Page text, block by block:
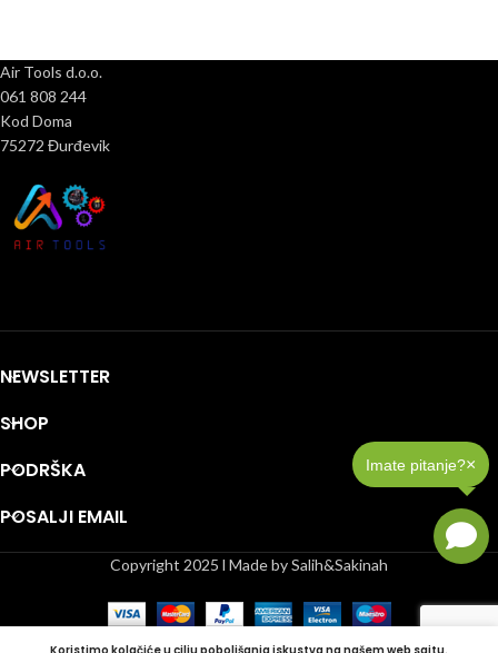
Air Tools d.o.o.
061 808 244
Kod Doma
75272 Đurđevik
NEWSLETTER
SHOP
PODRŠKA
POSALJI EMAIL
Copyright 2025 l Made by Salih&Sakinah
Imate pitanje?×